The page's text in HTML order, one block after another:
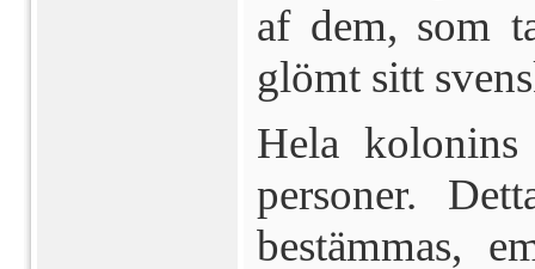
af dem, som
glömt sitt
Hela
personer.
bestämmas,